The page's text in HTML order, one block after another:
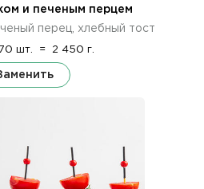
и печеным перцем
перец, хлебный тост
70 шт. = 2 450 г.